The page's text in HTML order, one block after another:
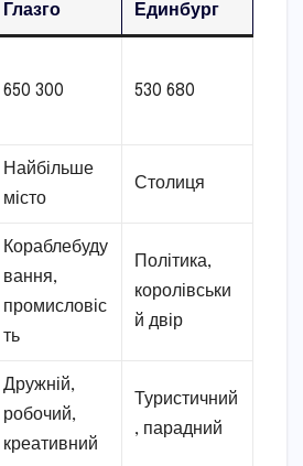
Глазго Единбург
650 300 530 680
Найбільше
місто
Столиця
Кораблебуду
вання,
промисловіс
ть
Політика,
королівськи
й двір
Дружній,
робочий,
креативний
Туристичний
, парадний